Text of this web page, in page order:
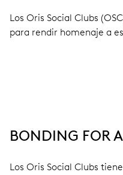
Los Oris Social Clubs
para rendir homenaje a
BONDING FOR
Los Oris Social Clubs